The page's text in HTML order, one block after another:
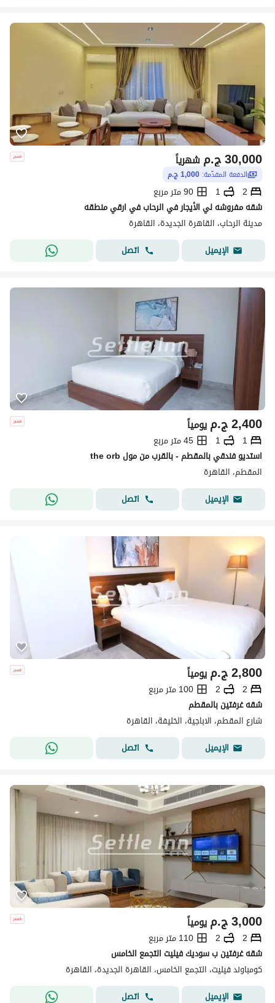
ج.م30,000 شهرياً
الدفعة المقدّمة: 1,000 ج.م
2
1
90 متر مربع
شقه مفروشه لي الأيجار في الرحاب في ارقي منطقه
مدينة الرحاب، القاهرة الجديدة، القاهرة
الإيميل
اتصل
ج.م2,400 يومياً
1
1
45 متر مربع
استديو فندقي بالمقطم - بالقرب من مول the orb
المقطم، القاهرة
الإيميل
اتصل
ج.م2,800 يومياً
2
2
100 متر مربع
شقه غرفتين بالمقطم
شارع المقطم، الاباجية، الخليفة، القاهرة
الإيميل
اتصل
ج.م3,000 يومياً
2
2
110 متر مربع
شقه غرفتين ب سوديك فيليت التجمع الخامس
كومباوند فيليت، التجمع الخامس، القاهرة الجديدة، القاهرة
الإيميل
اتصل